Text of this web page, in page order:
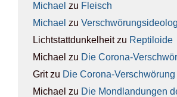
Michael zu Fleisch
Michael zu
Lichtstattdunkelheitzu Rep­ti­lo­ide
Michael zu Die Coro­na-
Gritzu Die Coro­na-Ver­schwö­rung
Michael zu Die Mond­lan­dun­gen